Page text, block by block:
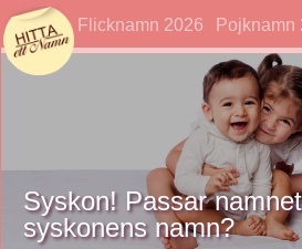
hittaettnamn
Flicknamn 2026 Pojknamn
Syskon! Passar
syskonens namn?